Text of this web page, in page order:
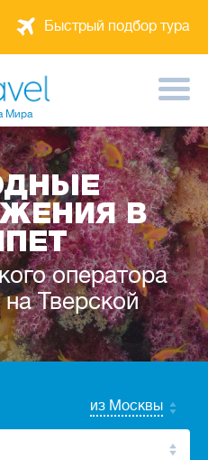
Быстрый подбор тура
Мира
В
оператора
Тверской
из Москвы